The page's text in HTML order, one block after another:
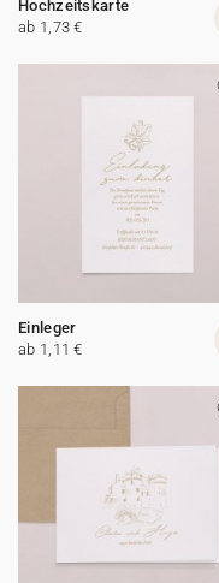
Hochzeitskarte
ab 1,73 €
Einleger
ab 1,11 €